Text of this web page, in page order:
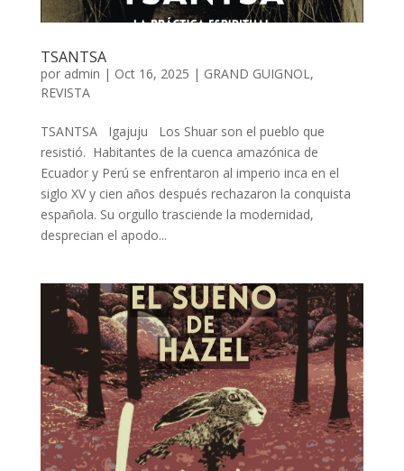
TSANTSA
por admin | Oct 16, 2025 | GRAND GUIGNOL,
REVISTA
TSANTSA Igajuju Los Shuar son el pueblo que
resistió. Habitantes de la cuenca amazónica de
Ecuador y Perú se enfrentaron al imperio inca en el
siglo XV y cien años después rechazaron la conquista
española. Su orgullo trasciende la modernidad,
desprecian el apodo...